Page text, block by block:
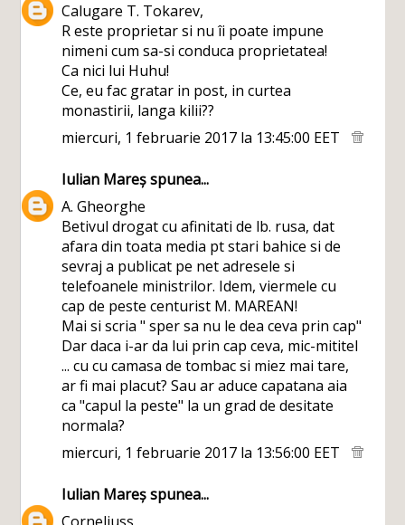
Calugare T. Tokarev,
R este proprietar si nu îi poate impune
nimeni cum sa-si conduca proprietatea!
Ca nici lui Huhu!
Ce, eu fac gratar in post, in curtea
monastirii, langa kilii??
miercuri, 1 februarie 2017 la 13:45:00 EET
Iulian Mareșspunea...
A. Gheorghe
Betivul drogat cu afinitati de lb. rusa, dat
afara din toata media pt stari bahice si de
sevraj a publicat pe net adresele si
telefoanele ministrilor. Idem, viermele cu
cap de peste centurist M. MAREAN!
Mai si scria " sper sa nu le dea ceva prin cap"
Dar daca i-ar da lui prin cap ceva, mic-mititel
... cu cu camasa de tombac si miez mai tare,
ar fi mai placut? Sau ar aduce capatana aia
ca "capul la peste" la un grad de desitate
normala?
miercuri, 1 februarie 2017 la 13:56:00 EET
Iulian Mareșspunea...